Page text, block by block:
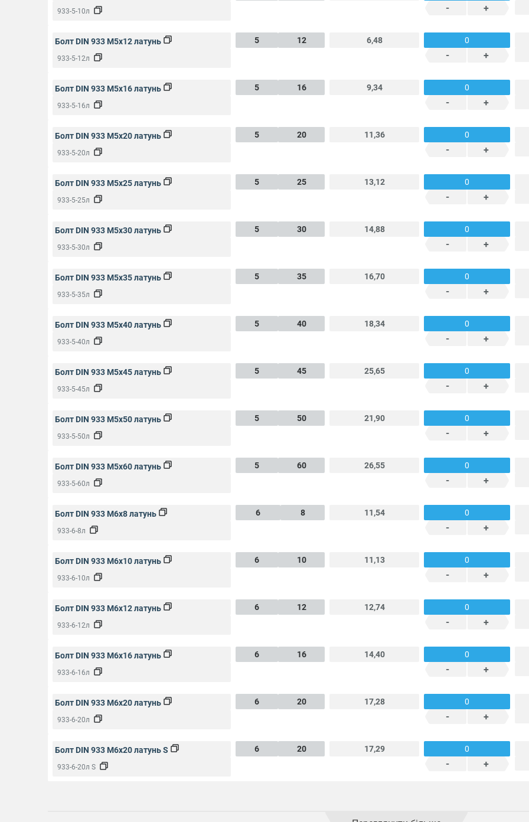
933-5-10л - +
Болт DIN 933 M5x12 латунь
933-5-12л
5 12 6,48
- +
Болт DIN 933 M5x16 латунь
933-5-16л
5 16 9,34
- +
Болт DIN 933 M5x20 латунь
933-5-20л
5 20 11,36
- +
Болт DIN 933 M5x25 латунь
933-5-25л
5 25 13,12
- +
Болт DIN 933 M5x30 латунь
933-5-30л
5 30 14,88
- +
Болт DIN 933 M5x35 латунь
933-5-35л
5 35 16,70
- +
Болт DIN 933 M5x40 латунь
933-5-40л
5 40 18,34
- +
Болт DIN 933 M5x45 латунь
933-5-45л
5 45 25,65
- +
Болт DIN 933 M5x50 латунь
933-5-50л
5 50 21,90
- +
Болт DIN 933 M5x60 латунь
933-5-60л
5 60 26,55
- +
Болт DIN 933 M6x8 латунь
933-6-8л
6 8 11,54
- +
Болт DIN 933 M6x10 латунь
933-6-10л
6 10 11,13
- +
Болт DIN 933 M6x12 латунь
933-6-12л
6 12 12,74
- +
Болт DIN 933 M6x16 латунь
933-6-16л
6 16 14,40
- +
Болт DIN 933 M6x20 латунь
933-6-20л
6 20 17,28
- +
Болт DIN 933 M6x20 латунь S
933-6-20л S
6 20 17,29
- +